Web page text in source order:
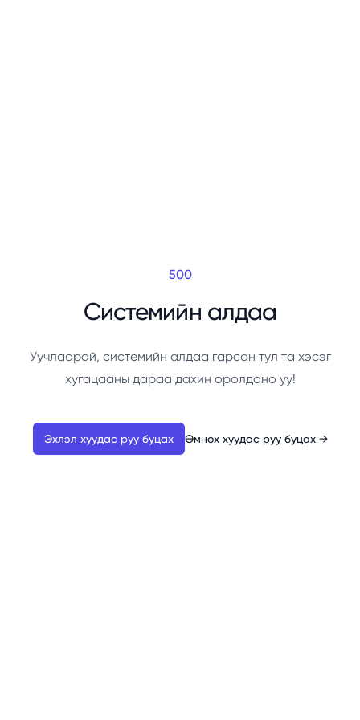
500
Системийн алдаа
Уучлаарай, системийн алдаа гарсан тул та хэсэг
хугацааны дараа дахин оролдоно уу!
Эхлэл хуудас руу буцах Өмнөх хуудас руу буцах →